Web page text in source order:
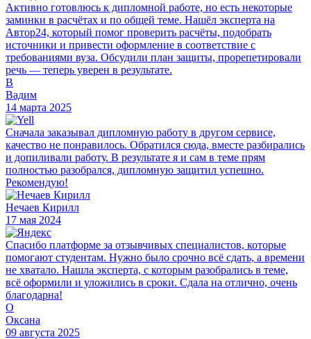
Активно готовлюсь к дипломной работе, но есть некоторые
заминки в расчётах и по общей теме. Нашёл эксперта на
Автор24, который помог проверить расчёты, подобрать
источники и привести оформление в соответствие с
требованиями вуза. Обсудили план защиты, прорепетировали
речь — теперь уверен в результате.
В
Вадим
14 марта 2025
Сначала заказывал дипломную работу в другом сервисе,
качество не понравилось. Обратился сюда, вместе разбирались
и допиливали работу. В результате я и сам в теме прям
полностью разобрался, дипломную защитил успешно.
Рекомендую!
Нечаев Кирилл
17 мая 2024
Спасибо платформе за отзывчивых специалистов, которые
помогают студентам. Нужно было срочно всё сдать, а времени
не хватало. Нашла эксперта, с которым разобрались в теме,
всё оформили и уложились в сроки. Сдала на отлично, очень
благодарна!
О
Оксана
09 августа 2025